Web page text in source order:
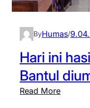
e
B
n
u
l
i
i
k
u
t
i
h
l
k
h
a
n
ByHumas/
Hari ini
Bantul
Read More: